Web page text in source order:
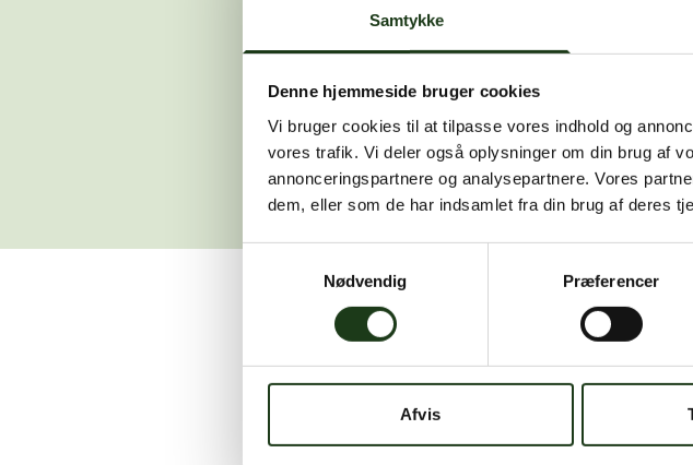
Samtykke
Denne hjemmeside bruger cookies
Vi bruger cookies til at tilpasse vores indhold og
vores trafik. Vi deler også oplysninger om din brug af
annonceringspartnere og analysepartnere. Vores
dem, eller som de har indsamlet fra din brug af deres
Samtykkevalg
Nødvendig
Præferencer
Afvis
Gå til
Har du
Vi er her for at hjælpe dig. Du er velkommen til